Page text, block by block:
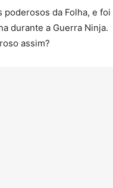
poderosos da Folha, e foi
durante a Guerra Ninja.
assim?